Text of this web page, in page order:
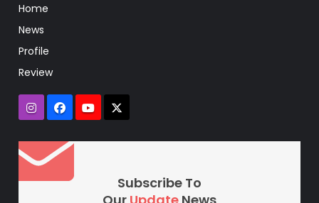
Home
News
Profile
Review
Subscribe To